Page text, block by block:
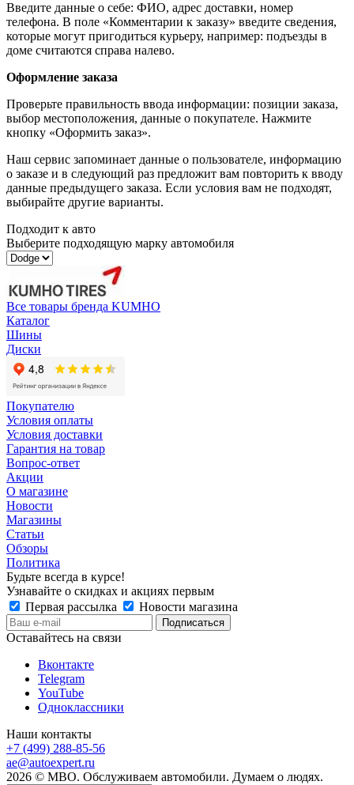
Введите данные о себе: ФИО, адрес доставки, номер
телефона. В поле «Комментарии к заказу» введите сведения,
которые могут пригодиться курьеру, например: подъезды в
доме считаются справа налево.
Оформление заказа
Проверьте правильность ввода информации: позиции заказа,
выбор местоположения, данные о покупателе. Нажмите
кнопку «Оформить заказ».
Наш сервис запоминает данные о пользователе, информацию
о заказе и в следующий раз предложит вам повторить к вводу
данные предыдущего заказа. Если условия вам не подходят,
выбирайте другие варианты.
Подходит к авто
Выберите подходящую марку автомобиля
Все товары бренда KUMHO
Каталог
Шины
Диски
Покупателю
Условия оплаты
Условия доставки
Гарантия на товар
Вопрос-ответ
Акции
О магазине
Новости
Магазины
Статьи
Обзоры
Политика
Будьте всегда в курсе!
Узнавайте о скидках и акциях первым
Первая рассылка
Новости магазина
Оставайтесь на связи
Вконтакте
Telegram
YouTube
Одноклассники
Наши контакты
+7 (499) 288-85-56
ae@autoexpert.ru
2026 © МВО. Обслуживаем автомобили. Думаем о людях.